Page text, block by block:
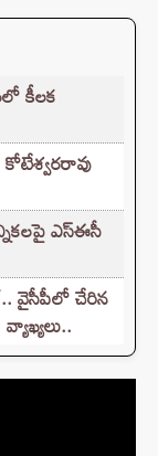
కీలక
ఎస్ఈసీ
వైసీపీలో చేరిన